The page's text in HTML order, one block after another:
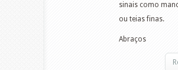
sinais como
ou teias finas.
Abraços